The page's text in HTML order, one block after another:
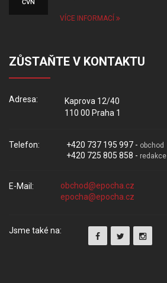
ČVN
VÍCE INFORMACÍ
ZŮSTAŇTE V KONTAKTU
Adresa:
Kaprova 12/40
110 00 Praha 1
Telefon: +420 737 195 997 - obchod
+420 725 805 858 - redakce
E-Mail:
Jsme také na: